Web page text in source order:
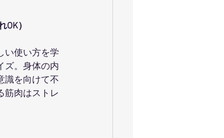
）
い使い方を学
ズ。身体の内
識を向けて不
筋肉はストレ